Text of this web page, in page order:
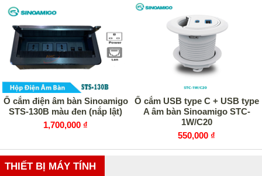
Ổ cắm điện âm bàn Sinoamigo
STS-130B màu đen (nắp lật)
1,700,000 ₫
Ổ cắm USB type C + USB type
A âm bàn Sinoamigo STC-
1W/C20
550,000 ₫
THIẾT BỊ MÁY TÍNH